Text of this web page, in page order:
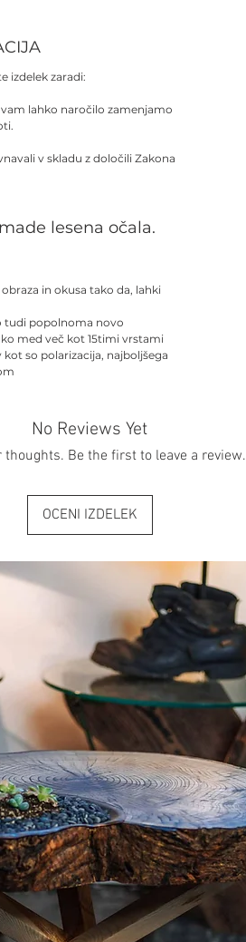
izdelek zaradi:
lahko naročilo zamenjamo
v skladu z določili Zakona
lesena očala.
in okusa tako da, lahki
tudi popolnoma novo
med več kot 15timi vrstami
so polarizacija, najboljšega
No Reviews Yet
thoughts. Be the first to leave a review.
OCENI IZDELEK